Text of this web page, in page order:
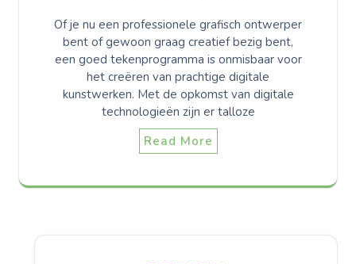
Of je nu een professionele grafisch ontwerper
bent of gewoon graag creatief bezig bent,
een goed tekenprogramma is onmisbaar voor
het creëren van prachtige digitale
kunstwerken. Met de opkomst van digitale
technologieën zijn er talloze
Read More